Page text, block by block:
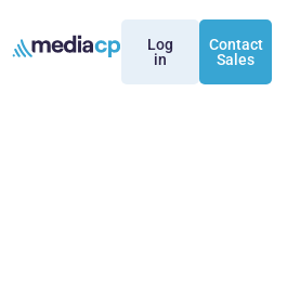
Log
in
Contact
Sales